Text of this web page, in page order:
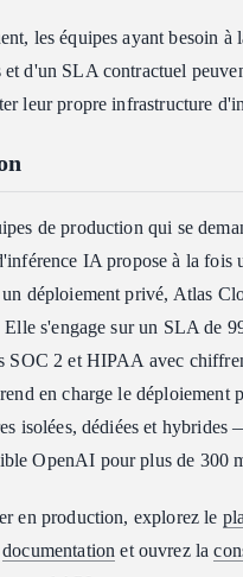
les équipes ayant besoin
et d'un SLA contractuel
leur propre infrastructure
de production qui se
IA propose à la fois
déploiement privé, Atlas
s'engage sur un SLA de
SOC 2 et HIPAA avec
en charge le déploiement
isolées, dédiées et hybrides
OpenAI pour plus de 300
en production, explorez le
documentation et ouvrez la